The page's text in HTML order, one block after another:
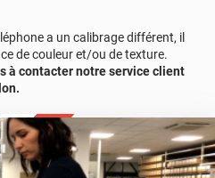
pour une demande d’échantillon
de poussière, de graisse ou
matériaux comme le
a un calibrage différent, il
de couleur et/ou de texture.
à contacter notre service client